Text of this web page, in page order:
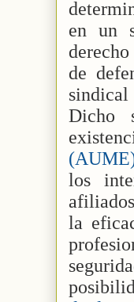
en un
de
Dicho
los
la